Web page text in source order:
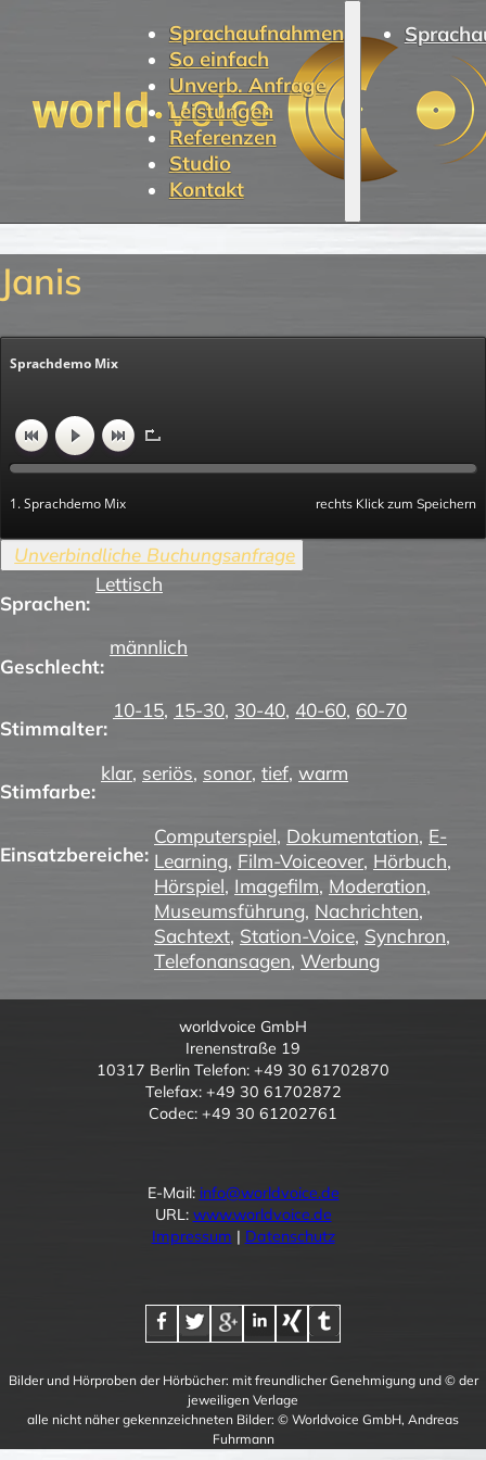
Sprachaufnahmen
So einfach
Unverb. Anfrage
Leistungen
Referenzen
Studio
Kontakt
Janis
Sprachdemo Mix
1. Sprachdemo Mix rechts Klick zum Speichern
Sprachen:
Lettisch
Geschlecht:
männlich
Stimmalter:
10-15, 15-30, 30-40, 40-60, 60-70
Stimfarbe:
klar, seriös, sonor, tief, warm
Einsatzbereiche:
Computerspiel, Dokumentation, E-
Learning, Film-Voiceover, Hörbuch,
Hörspiel, Imagefilm, Moderation,
Museumsführung, Nachrichten,
Sachtext, Station-Voice, Synchron,
Telefonansagen, Werbung
worldvoice GmbH
Irenenstraße 19
10317 Berlin Telefon: +49 30 61702870
Telefax: +49 30 61702872
Codec: +49 30 61202761
E-Mail: info@worldvoice.de
URL: www.worldvoice.de
Impressum | Datenschutz
Bilder und Hörproben der Hörbücher: mit freundlicher Genehmigung und © der
jeweiligen Verlage
alle nicht näher gekennzeichneten Bilder: © Worldvoice GmbH, Andreas
Fuhrmann